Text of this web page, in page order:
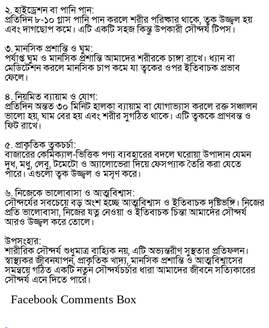
২. হাইড্রেশন বা পানি পান:
প্রতিদিন ৮-১০ গ্লাস পানি পান করলে শরীর পরিষ্কার থাকে, ত্বক উজ্জ্বল হয়
এবং দাগছোপ কমে। এটি একটি সহজ কিন্তু উপকারী সৌন্দর্য টিপস।
৩. মানসিক প্রশান্তি ও ঘুম:
পর্যাপ্ত ঘুম ও মানসিক প্রশান্তি আমাদের শরীরকে চাঙ্গা রাখে। ধ্যান বা
মেডিটেশন করলে মানসিক চাপ কমে যা ত্বকের ওপর ইতিবাচক প্রভাব
ফেলে।
৪. নিয়মিত ব্যায়াম ও যোগ:
প্রতিদিন অন্তত ৩০ মিনিট হালকা ব্যায়াম বা যোগাভ্যাস করলে রক্ত সঞ্চালন
ভালো হয়, ঘাম বের হয় এবং শরীর সুগঠিত থাকে। এটি ত্বককে প্রাণবন্ত ও
ফিট রাখে।
৫. প্রাকৃতিক ত্বকচর্চা:
বাজারের কেমিক্যাল-ভিত্তিক পণ্য ব্যবহারের বদলে ঘরোয়া উপাদান যেমন
দুধ, মধু, লেবু, টমেটো ও অ্যালোভেরা দিয়ে ফেসপ্যাক তৈরি করা যেতে
পারে। এগুলো ত্বক উজ্জ্বল ও মসৃণ করে।
৬. নিজেকে ভালোবাসা ও আত্মবিশ্বাস:
সৌন্দর্যের সবচেয়ে বড় অংশ হচ্ছে আত্মবিশ্বাস ও ইতিবাচক দৃষ্টিভঙ্গি। নিজের
প্রতি ভালোবাসা, নিজের যত্ন নেওয়া ও ইতিবাচক চিন্তা আমাদের সৌন্দর্য
আরও উজ্জ্বল করে তোলে।
উপসংহার:
শারীরিক সৌন্দর্য শুধুমাত্র বাহ্যিক নয়, এটি অভ্যন্তরীণ সুস্থতার প্রতিফলন।
স্বাস্থ্যকর জীবনযাপন, প্রাকৃতিক খাদ্য, মানসিক প্রশান্তি ও আত্মবিশ্বাসের
সমন্বয়ে গঠিত একটি নতুন সৌন্দর্যচর্চার ধারা আমাদের জীবনে সত্যিকারের
সৌন্দর্য এনে দিতে পারে।
Facebook Comments Box